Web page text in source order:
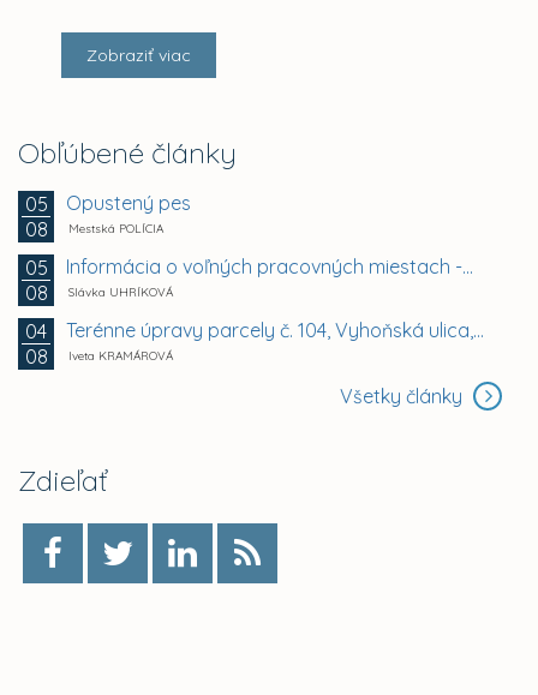
Zobraziť viac
Obľúbené články
05
08
Opustený pes
Mestská POLÍCIA
05
08
Informácia o voľných pracovných miestach -...
Slávka UHRÍKOVÁ
04
08
Terénne úpravy parcely č. 104, Vyhoňská ulica,...
Iveta KRAMÁROVÁ
Všetky články
Zdieľať